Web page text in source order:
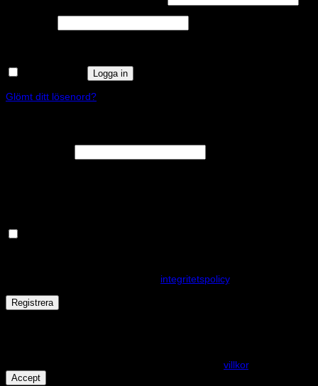
Logga in
Glömt ditt lösenord?
integritetspolicy.
Registrera
villkor.
Accept